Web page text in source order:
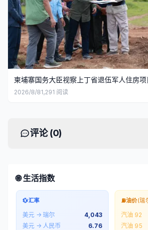
柬埔寨国务大臣视察上丁省退伍军人住房项
2026/8/81,291 阅读
评论 (0)
🌐 生活指数
💱汇率
美元 → 瑞尔
4,043
美元 → 人民币
6.76
⛽油价(瑞
汽油 92
汽油 95